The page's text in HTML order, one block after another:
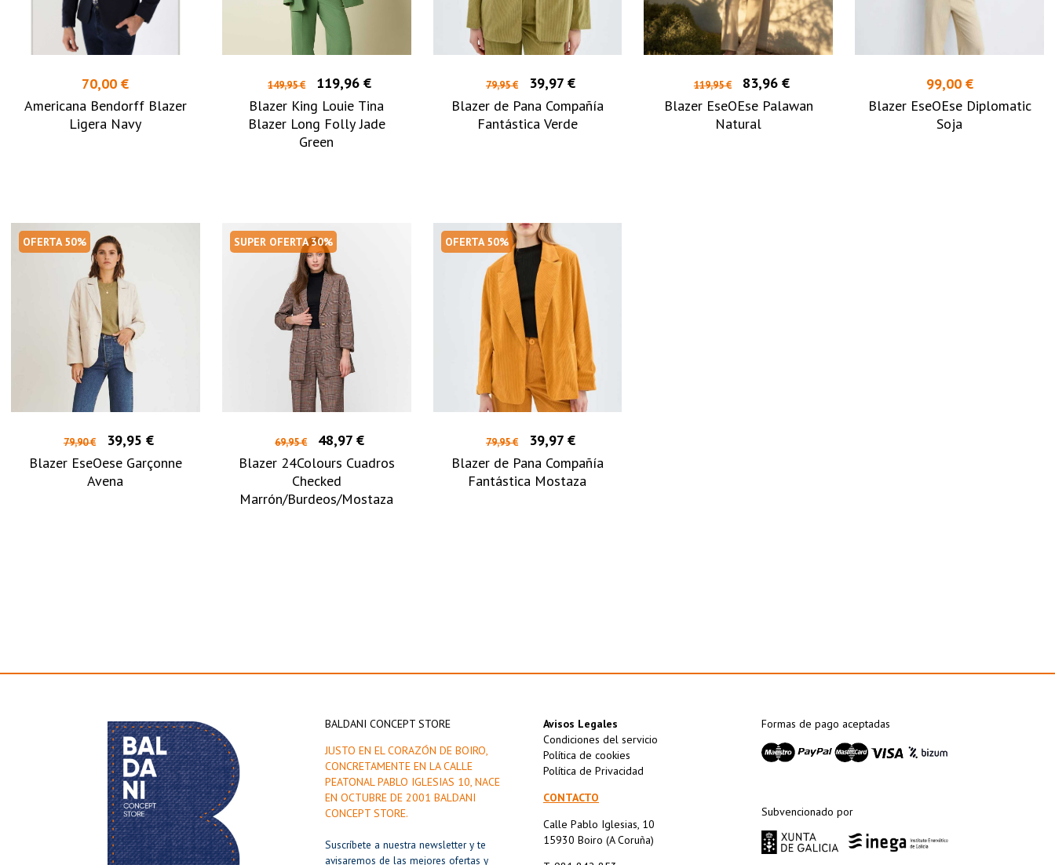
70,00 €
Americana Bendorff Blazer
Ligera Navy
149,95 €
119,96 €
Blazer King Louie Tina
Blazer Long Folly Jade
Green
79,95 €
39,97 €
Blazer de Pana Compañía
Fantástica Verde
119,95 €
83,96 €
Blazer EseOEse Palawan
Natural
99,00 €
Blazer EseOEse Diplomatic
Soja
OFERTA 50%
79,90 €
39,95 €
Blazer EseOese Garçonne
Avena
SUPER OFERTA 30%
69,95 €
48,97 €
Blazer 24Colours Cuadros
Checked
Marrón/Burdeos/Mostaza
OFERTA 50%
79,95 €
39,97 €
Blazer de Pana Compañía
Fantástica Mostaza
BALDANI CONCEPT STORE
JUSTO EN EL CORAZÓN DE BOIRO,
CONCRETAMENTE EN LA CALLE
PEATONAL PABLO IGLESIAS 10, NACE
EN OCTUBRE DE 2001 BALDANI
CONCEPT STORE.
Suscríbete a nuestra newsletter y te
avisaremos de las mejores ofertas y
Avisos Legales
Condiciones del servicio
Política de cookies
Política de Privacidad
CONTACTO
Calle Pablo Iglesias, 10
15930 Boiro (A Coruña)
Formas de pago aceptadas
Subvencionado por